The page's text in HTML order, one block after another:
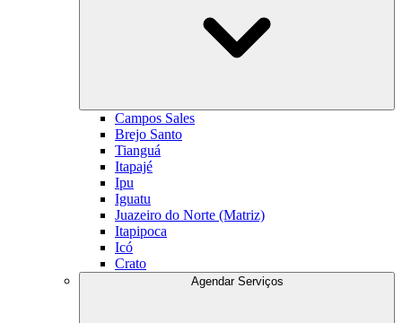
Campos Sales
Brejo Santo
Tianguá
Itapajé
Ipu
Iguatu
Juazeiro do Norte (Matriz)
Itapipoca
Icó
Crato